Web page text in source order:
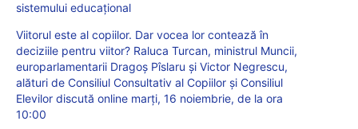
sistemului educațional
Viitorul este al copiilor. Dar vocea lor contează în
deciziile pentru viitor? Raluca Turcan, ministrul Muncii,
europarlamentarii Dragoș Pîslaru și Victor Negrescu,
alături de Consiliul Consultativ al Copiilor și Consiliul
Elevilor discută online marți, 16 noiembrie, de la ora
10:00